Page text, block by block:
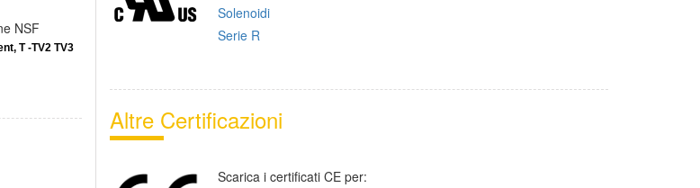
NSF
T -TV2 TV3
Solenoidi
Serie R
Altre Certificazioni
Scarica i certificati CE per: